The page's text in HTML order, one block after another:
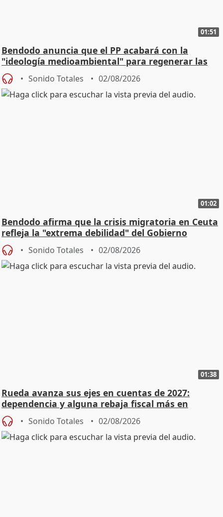
01:51
Bendodo anuncia que el PP acabará con la
"ideología medioambiental" para regenerar las
playas
Sonido Totales 02/08/2026
01:02
Bendodo afirma que la crisis migratoria en Ceuta
refleja la "extrema debilidad" del Gobierno
Sonido Totales 02/08/2026
01:38
Rueda avanza sus ejes en cuentas de 2027:
dependencia y alguna rebaja fiscal más en
vivienda
Sonido Totales 02/08/2026